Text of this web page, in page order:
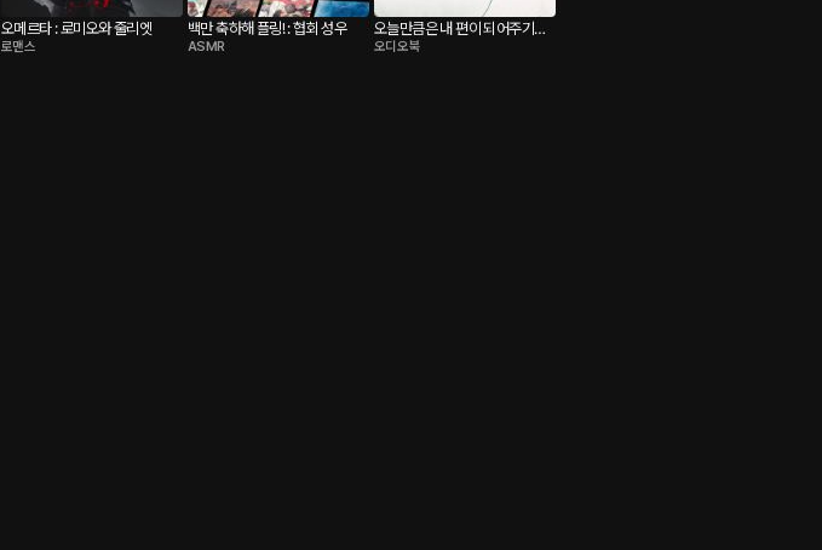
오메르타 : 로미오와 줄리엣
로맨스
백만 축하해 플링! : 협회 성우
ASMR
오늘만큼은 내 편이 되어주기로
했다
오디오북